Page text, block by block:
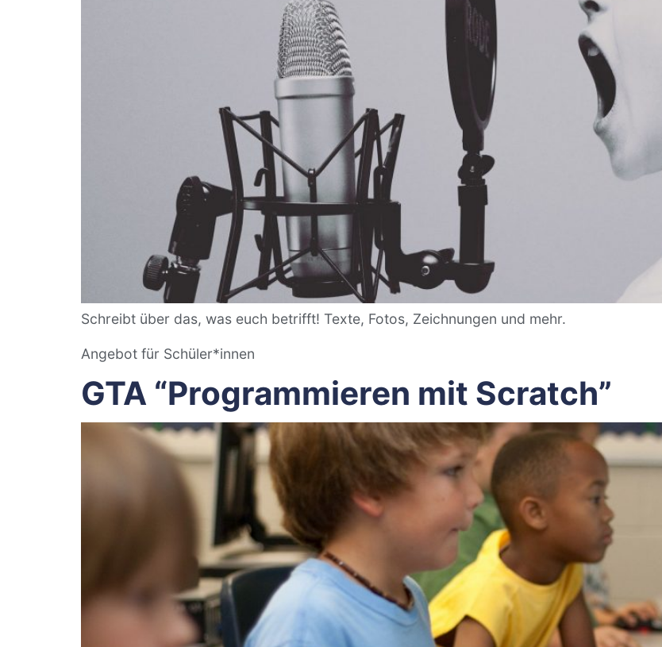
Schreibt über das, was euch betrifft! Texte, Fotos, Zeichnungen und mehr.
Angebot für Schüler*innen
GTA “Programmieren mit Scratch”